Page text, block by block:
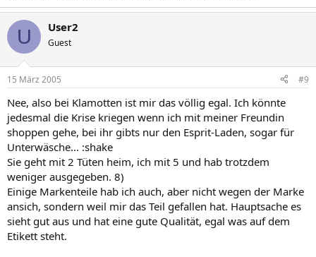
U User2
Guest
15 März 2005 #9
Nee, also bei Klamotten ist mir das völlig egal. Ich könnte
jedesmal die Krise kriegen wenn ich mit meiner Freundin
shoppen gehe, bei ihr gibts nur den Esprit-Laden, sogar für
Unterwäsche... :shake
Sie geht mit 2 Tüten heim, ich mit 5 und hab trotzdem
weniger ausgegeben. 8)
Einige Markenteile hab ich auch, aber nicht wegen der Marke
ansich, sondern weil mir das Teil gefallen hat. Hauptsache es
sieht gut aus und hat eine gute Qualität, egal was auf dem
Etikett steht.